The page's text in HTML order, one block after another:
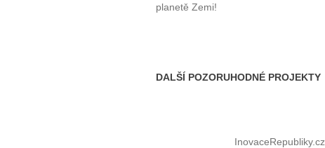
planetě Zemi!
DALŠÍ POZORUHODNÉ PROJEKTY
InovaceRepubliky.cz